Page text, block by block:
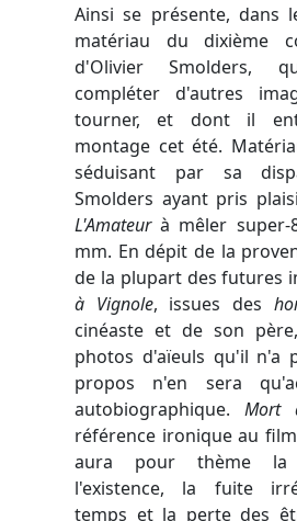
Ainsi se présente, dans
matériau du dixième
d'Olivier Smolders,
compléter d'autres
tourner, et dont il
montage cet été.
séduisant par sa
Smolders ayant pris
L'Amateurà mêler
mm. En dépit de la
de la plupart des futures
à Vignole, issues des
cinéaste et de son
photos d'aïeuls qu'il n'a
propos n'en sera
autobiographique. Mort
référence ironique au
aura pour thème
l'existence, la fuite
temps et la perte des